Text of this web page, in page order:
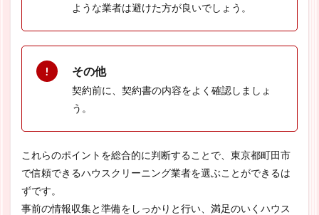
ような業者は避けた方が良いでしょう。
その他
契約前に、契約書の内容をよく確認しましょ
う。
これらのポイントを総合的に判断することで、東京都町田市
で信頼できるハウスクリーニング業者を選ぶことができるは
ずです。
事前の情報収集と準備をしっかりと行い、満足のいくハウス